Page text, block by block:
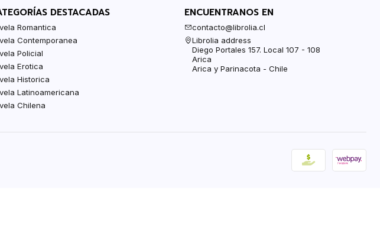
DESTACADAS
Romantica
Contemporanea
Policial
Erotica
Historica
Latinoamericana
Chilena
ENCUENTRANOS EN
contacto@librolia.cl
Librolia address
Diego Portales 157. Local 107 - 108
Arica
Arica y Parinacota - Chile